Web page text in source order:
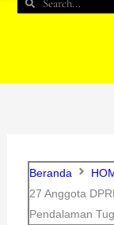
Beranda
27 Anggota
Pendalaman